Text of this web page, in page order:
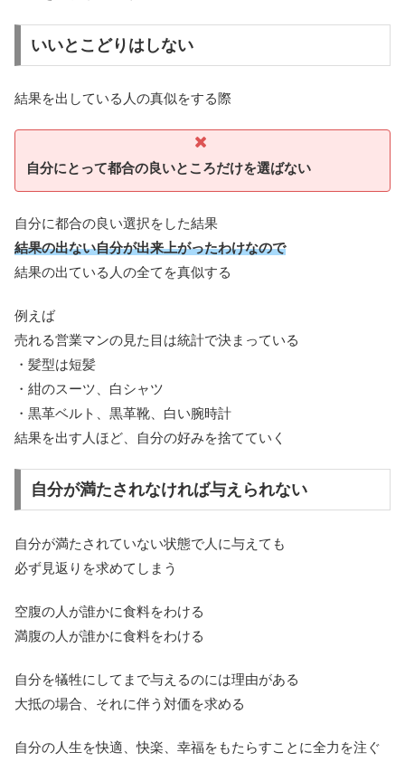
いいとこどりはしない
結果を出している人の真似をする際
自分にとって都合の良いところだけを選ばない
自分に都合の良い選択をした結果
結果の出ない自分が出来上がったわけなので
結果の出ている人の全てを真似する
例えば
売れる営業マンの見た目は統計で決まっている
・髪型は短髪
・紺のスーツ、白シャツ
・黒革ベルト、黒革靴、白い腕時計
結果を出す人ほど、自分の好みを捨てていく
自分が満たされなければ与えられない
自分が満たされていない状態で人に与えても
必ず見返りを求めてしまう
空腹の人が誰かに食料をわける
満腹の人が誰かに食料をわける
自分を犠牲にしてまで与えるのには理由がある
大抵の場合、それに伴う対価を求める
自分の人生を快適、快楽、幸福をもたらすことに全力を注ぐ